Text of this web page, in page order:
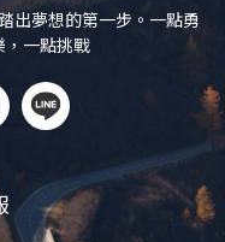
出夢想的第一步。一點勇
，一點挑戰